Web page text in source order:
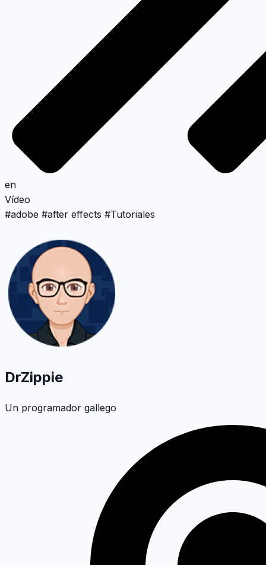
DrZippie
Un programador gallego
en
Vídeo
#adobe #after effects #Tutoriales